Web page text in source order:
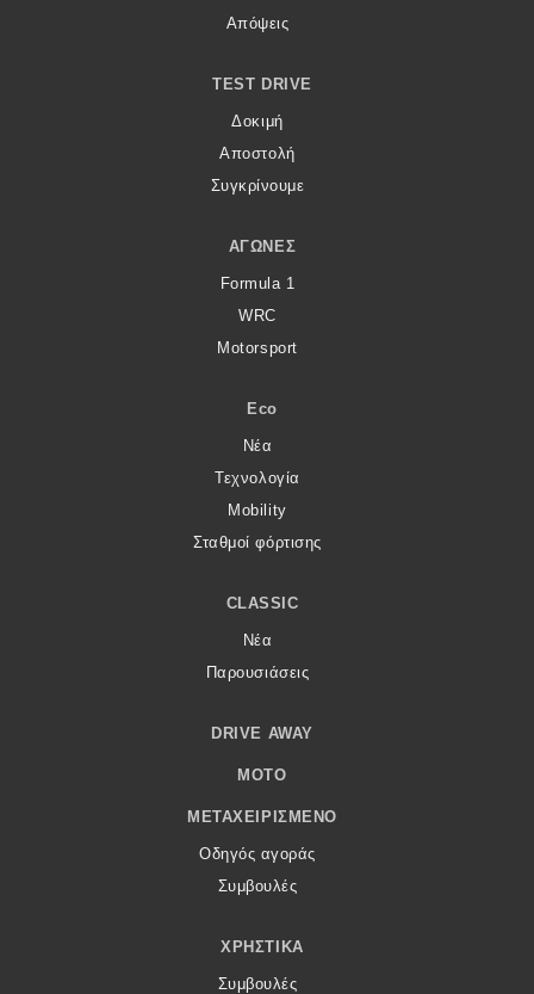
Απόψεις
TEST DRIVE
Δοκιμή
Αποστολή
Συγκρίνουμε
ΑΓΏΝΕΣ
Formula 1
WRC
Motorsport
Eco
Νέα
Τεχνολογία
Mobility
Σταθμοί φόρτισης
CLASSIC
Νέα
Παρουσιάσεις
DRIVE AWAY
MOTO
ΜΕΤΑΧΕΙΡΙΣΜΈΝΟ
Οδηγός αγοράς
Συμβουλές
ΧΡΗΣΤΙΚΆ
Συμβουλές